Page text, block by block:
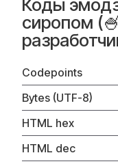
Коды
сиропом
Codepoints
Bytes (UTF-8)
HTML hex
HTML dec